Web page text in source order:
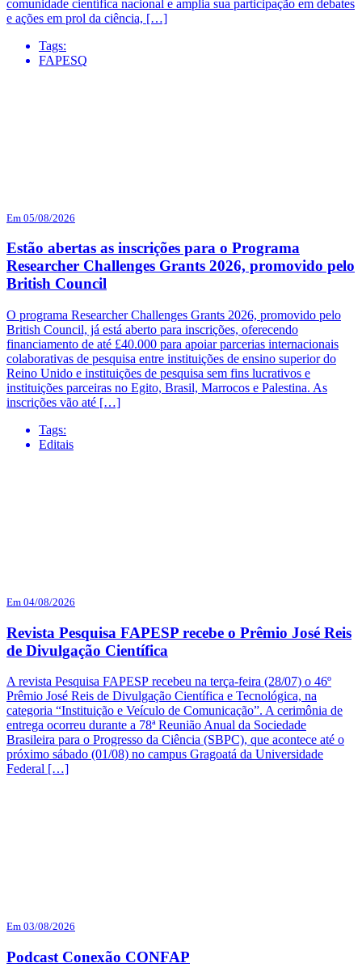
comunidade científica nacional e amplia sua participação em debates
e ações em prol da ciência, […]
Tags:
FAPESQ
Em 05/08/2026
Estão abertas as inscrições para o Programa
Researcher Challenges Grants 2026, promovido pelo
British Council
O programa Researcher Challenges Grants 2026, promovido pelo
British Council, já está aberto para inscrições, oferecendo
financiamento de até £40.000 para apoiar parcerias internacionais
colaborativas de pesquisa entre instituições de ensino superior do
Reino Unido e instituições de pesquisa sem fins lucrativos e
instituições parceiras no Egito, Brasil, Marrocos e Palestina. As
inscrições vão até […]
Tags:
Editais
Em 04/08/2026
Revista Pesquisa FAPESP recebe o Prêmio José Reis
de Divulgação Científica
A revista Pesquisa FAPESP recebeu na terça-feira (28/07) o 46º
Prêmio José Reis de Divulgação Científica e Tecnológica, na
categoria “Instituição e Veículo de Comunicação”. A cerimônia de
entrega ocorreu durante a 78ª Reunião Anual da Sociedade
Brasileira para o Progresso da Ciência (SBPC), que acontece até o
próximo sábado (01/08) no campus Gragoatá da Universidade
Federal […]
Em 03/08/2026
Podcast Conexão CONFAP